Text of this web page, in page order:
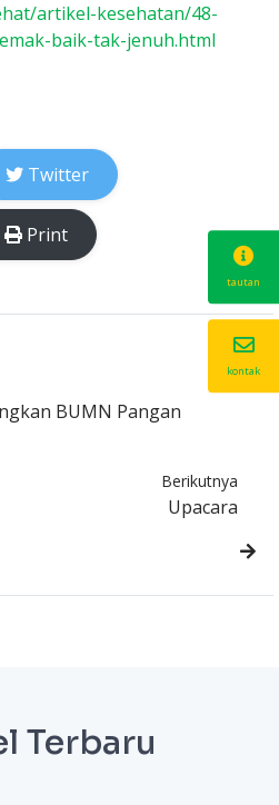
artikel-kesehatan/48-
baik-tak-jenuh.html
Twitter
Print
BUMN Pangan
Berikutnya
Upacara
Terbaru
tautan
kontak